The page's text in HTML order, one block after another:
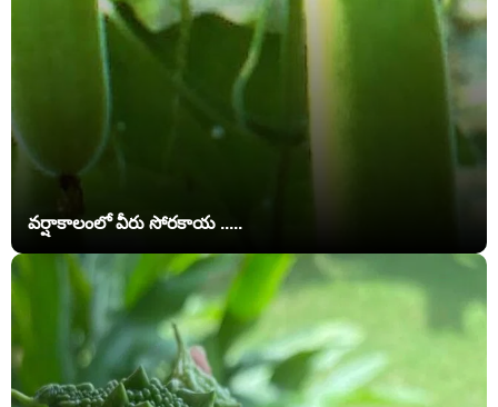
వర్షాకాలంలో వీరు సోరకాయ .....